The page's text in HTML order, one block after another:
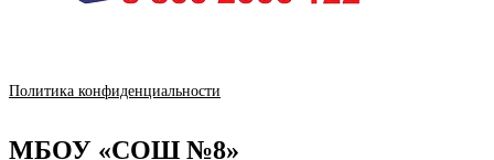
Политика конфиденциальности
МБОУ «СОШ №8»